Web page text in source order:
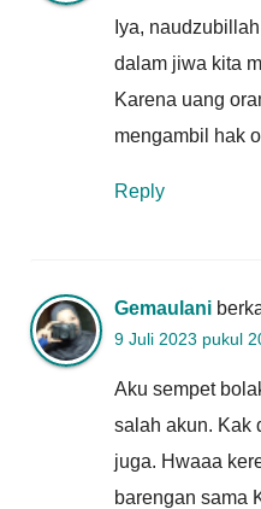
Iya,
dalam jiwa kita
Karena uang
mengambil hak
Reply
Gemaulani
9 Juli 2023 pukul
Aku sempet
salah akun. Kak
juga. Hwaaa
barengan sama